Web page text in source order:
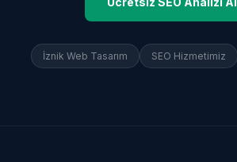
İznik Web Tasarım SEO Hizmetimiz